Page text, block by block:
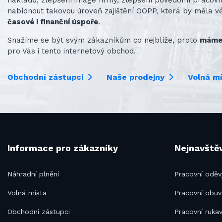
nabídnout takovou úroveň zajištění OOPP, která by měla
časové i finanční úspoře.
Snažíme se být svým zákazníkům co nejblíže, proto
pro Vás i tento internetový obchod.
Obchodní zástupci Naše prodejny Volná
Informace pro zákazníky
Náhradní plnění
Volná místa
Obchodní zástupci
Pracovní
Pracovní obuv
Pracovní